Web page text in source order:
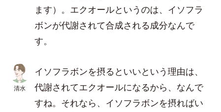
ます）。エクオールというのは、イソフラ
ボンが代謝されて合成される成分なんで
す。
清水
イソフラボンを摂るといいという理由は、
代謝されてエクオールになるから、なんで
すね。それなら、イソフラボンを摂ればい